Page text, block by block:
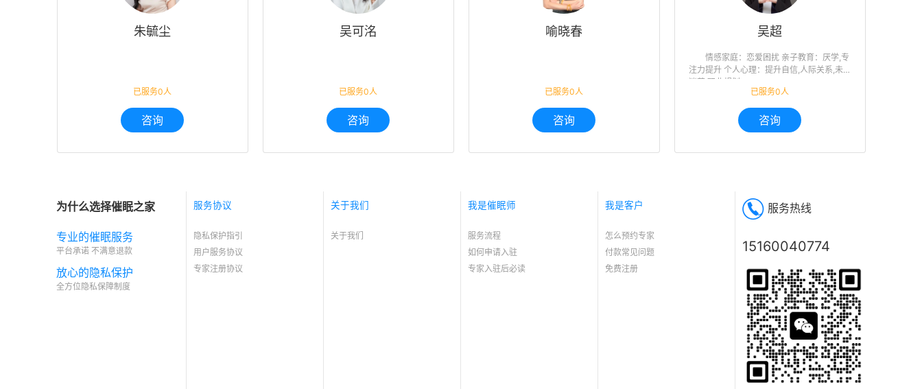
朱毓尘
已服务0人
咨询
吴可洺
已服务0人
咨询
喻晓春
已服务0人
咨询
吴超
情感家庭：恋爱困扰 亲子教育：厌学,专
注力提升 个人心理：提升自信,人际关系,未来
迷茫,职业规划
已服务0人
咨询
为什么选择催眠之家
专业的催眠服务
平台承诺 不满意退款
放心的隐私保护
全方位隐私保障制度
服务协议
隐私保护指引
用户服务协议
专家注册协议
关于我们
关于我们
我是催眠师
服务流程
如何申请入驻
专家入驻后必读
我是客户
怎么预约专家
付款常见问题
免费注册
服务热线
15160040774